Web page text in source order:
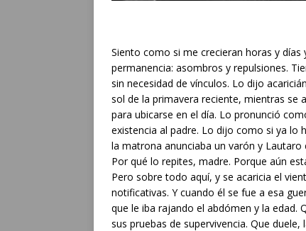
Siento como si me crecieran horas y
permanencia: asombros y repulsiones.
sin necesidad de vínculos. Lo dijo
sol de la primavera reciente, mientras se
para ubicarse en el día. Lo pronunció
existencia al padre. Lo dijo como si ya lo
la matrona anunciaba un varón y
Por qué lo repites, madre. Porque aún
Pero sobre todo aquí, y se acaricia el
notificativas. Y cuando él se fue a esa
que le iba rajando el abdómen y la edad.
sus pruebas de supervivencia. Que